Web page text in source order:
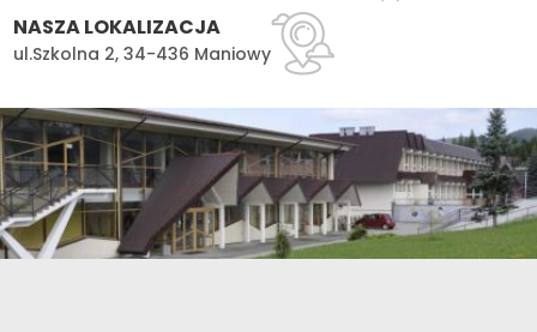
NASZA LOKALIZACJA
ul.Szkolna 2, 34-436 Maniowy